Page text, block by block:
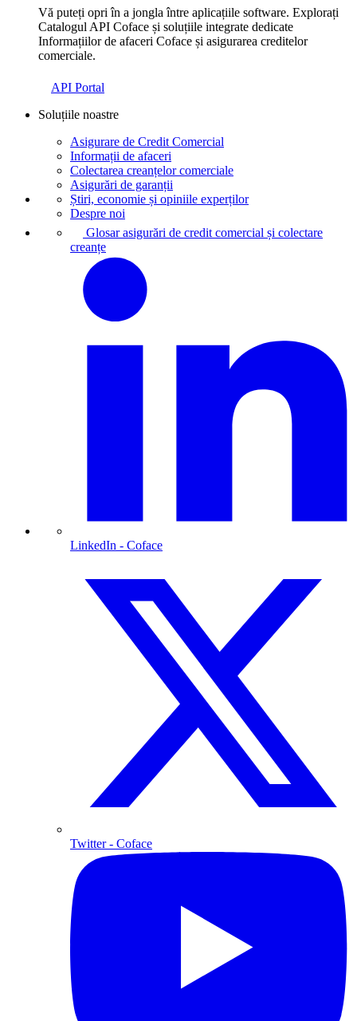
Vă puteți opri în a jongla între aplicațiile software. Explorați
Catalogul API Coface și soluțiile integrate dedicate
Informațiilor de afaceri Coface și asigurarea creditelor
comerciale.
API Portal
Soluțiile noastre
Asigurare de Credit Comercial
Informații de afaceri
Colectarea creanțelor comerciale
Asigurări de garanții
Știri, economie și opiniile experților
Despre noi
Glosar asigurări de credit comercial și colectare
creanțe
LinkedIn - Coface
Twitter- Coface